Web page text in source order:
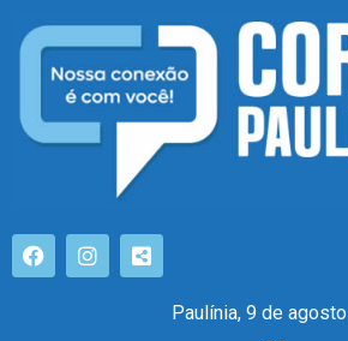
Paulínia, 9 de